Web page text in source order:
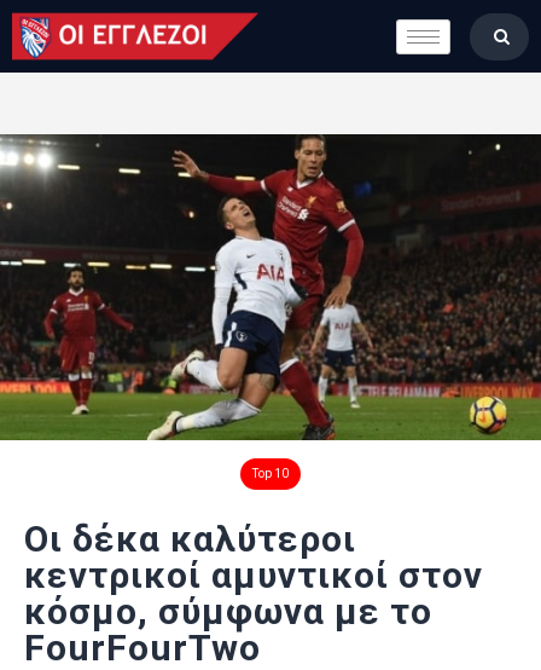
LONDON CALLING
ΚΑΤΗΓΟΡΙΕΣ
ΒΑΘΜΟΛΟΓΙΕΣ
ΠΟΙΟΙ ΕΙΜΑΣΤΕ
Top 10
Οι δέκα καλύτεροι
κεντρικοί αμυντικοί στον
κόσμο, σύμφωνα με το
FourFourTwo